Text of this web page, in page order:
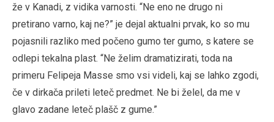
že v Kanadi, z vidika varnosti. “Ne eno ne drugo ni
pretirano varno, kaj ne?” je dejal aktualni prvak, ko so mu
pojasnili razliko med počeno gumo ter gumo, s katere se
odlepi tekalna plast. “Ne želim dramatizirati, toda na
primeru Felipeja Masse smo vsi videli, kaj se lahko zgodi,
če v dirkača prileti leteč predmet. Ne bi želel, da me v
glavo zadane leteč plašč z gume.”